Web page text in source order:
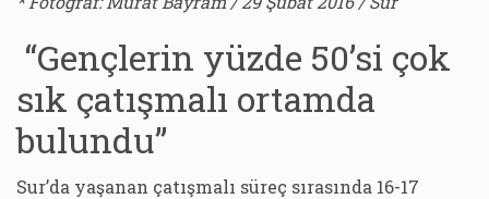
“Gençlerin yüzde 50’si çok
sık çatışmalı ortamda
bulundu”
Sur’da yaşanan çatışmalı süreç sırasında 16-17